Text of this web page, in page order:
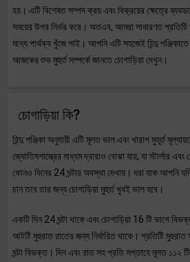
হয়। এটি বিশেষত সম্পদ ক্রয় এবং বিক্রয়ের ক্ষেত্রে
সময়ের উপর নির্ভর করে। অতএব, আমরা সাধারণত
মধ্যে পার্থক্য খুঁজে পাই। আপনি এটি সহজেই হিন্দু
আজকের শুভ মুহুর্ত সম্পর্কে জানতে চোগাড়িয়া দেখুন।
চোগাড়িয়া কি?
হিন্দু পঞ্জিকা অনুযায়ী এটি মূলত ভাল এবং খারাপ মুহূর্ত
জ্যোতিষশাস্ত্রের মাধ্যম দ্বারাও বোঝা যায়, যা স্টার্লার
কোনও দিনের 24 ঘন্টার অবস্থা দেখায়। ধরা যাক আপনি
চান তবে তার জন্য চোগাড়িয়া মুহুর্ত খুবই ভাল হবে।
একটি দিন 24 ঘন্টা থাকে এবং চোগাড়িয়া 16 টি ভাগে
আটটি মুহুরাত রাতের জন্য নির্ধারিত থাকে। প্রতিটি মুহুরাত
ঘন্টা বিভক্ত। দিন এবং রাত সহ প্রতি সপ্তাহে মূলত ১১২